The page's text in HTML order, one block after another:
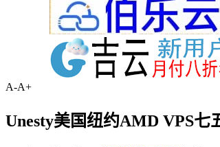
A-A+
Unesty美国纽约AMD VPS七